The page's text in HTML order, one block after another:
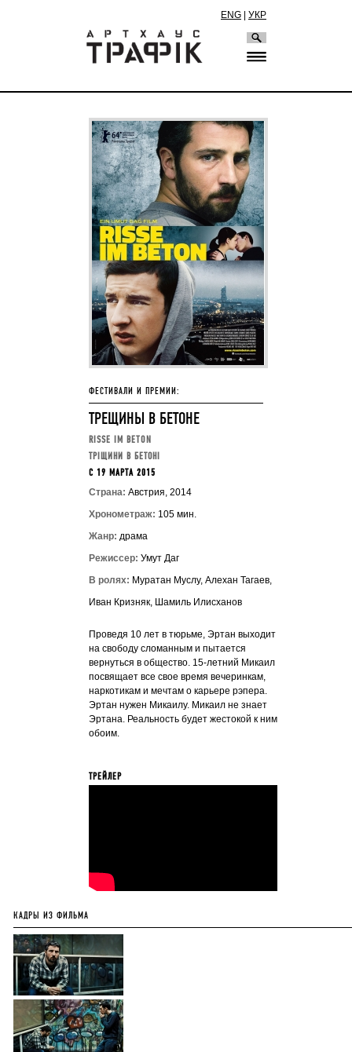
ENG УКР
ФЕСТИВАЛИ И ПРЕМИИ:
ТРЕЩИНЫ В БЕТОНЕ
RISSE IM BETON
ТРІЩИНИ В БЕТОНІ
C 19 МАРТА 2015
Страна: Австрия, 2014
Хронометраж: 105 мин.
Жанр: драма
Режиссер: Умут Даг
В ролях: Муратан Муслу, Алехан Тагаев,
Иван Кризняк, Шамиль Илисханов
Проведя 10 лет в тюрьме, Эртан выходит
на свободу сломанным и пытается
вернуться в общество. 15-летний Микаил
посвящает все свое время вечеринкам,
наркотикам и мечтам о карьере рэпера.
Эртан нужен Микаилу. Микаил не знает
Эртана. Реальность будет жестокой к ним
обоим.
ТРЕЙЛЕР
КАДРЫ ИЗ ФИЛЬМА